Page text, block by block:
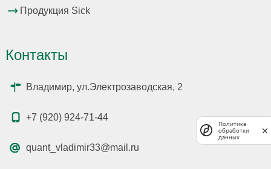
Продукция Sick
Контакты
Владимир, ул.Электрозаводская, 2
+7 (920) 924-71-44
quant_vladimir33@mail.ru
Политика
обработки
данных